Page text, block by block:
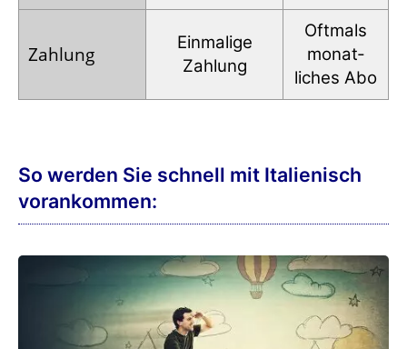
Zahlung
Einmalige
Zahlung
Oftmals
monat­
liches Abo
So werden Sie schnell mit Italienisch
vorankommen: